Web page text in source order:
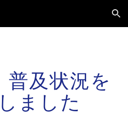
Skip to navigation
普及状況を
ました